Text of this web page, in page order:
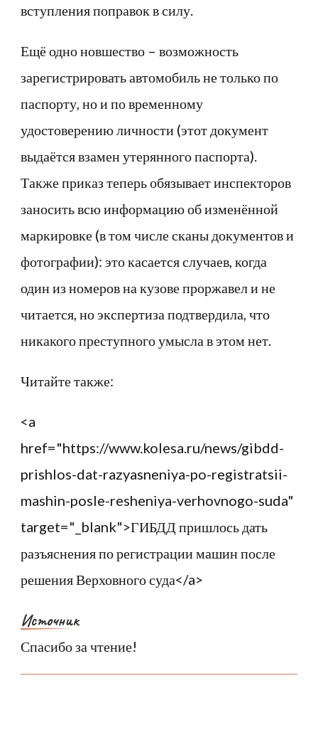
вступления поправок в силу.
Ещё одно новшество – возможность
зарегистрировать автомобиль не только по
паспорту, но и по временному
удостоверению личности (этот документ
выдаётся взамен утерянного паспорта).
Также приказ теперь обязывает инспекторов
заносить всю информацию об изменённой
маркировке (в том числе сканы документов и
фотографии): это касается случаев, когда
один из номеров на кузове проржавел и не
читается, но экспертиза подтвердила, что
никакого преступного умысла в этом нет.
Читайте также:
<a
href="https://www.kolesa.ru/news/gibdd-
prishlos-dat-razyasneniya-po-registratsii-
mashin-posle-resheniya-verhovnogo-suda"
target="_blank">ГИБДД пришлось дать
разъяснения по регистрации машин после
решения Верховного суда</a>
Источник
Спасибо за чтение!